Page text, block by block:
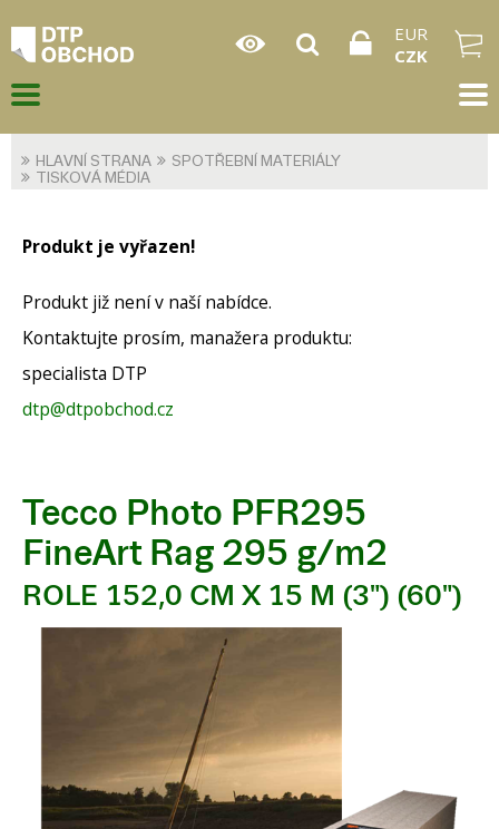
EUR
CZK
HLAVNÍ STRANA
SPOTŘEBNÍ MATERIÁLY
TISKOVÁ MÉDIA
Produkt je vyřazen!
Produkt již není v naší nabídce.
Kontaktujte prosím, manažera produktu:
specialista DTP
dtp@dtpobchod.cz
Tecco Photo PFR295
FineArt Rag 295 g/m2
ROLE 152,0 CM X 15 M (3") (60")